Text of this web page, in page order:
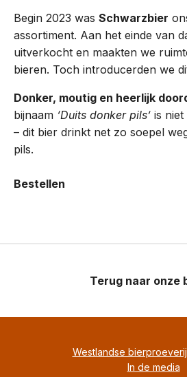
Begin 2023 was Schwarzbier
assortiment. Aan het einde van
uitverkocht en maakten we
bieren. Toch introducerden we
Donker, moutig en heerlijk
bijnaam ‘Duits donker pils’ is
– dit bier drinkt net zo soepel
pils.
Bestellen
Terug naar onze
Westlandse
In de media